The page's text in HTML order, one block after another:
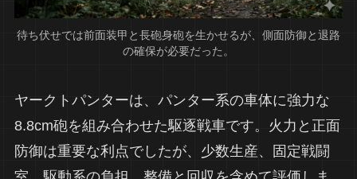
待ち伏せでは前面装甲と長砲身砲を生かせるが、側面防御と退路
の確保が必要だった。
ヤークトパンターは、パンター系の車体に強力な
8.8cm砲を組み合わせた駆逐戦車です。火力と正面
防御は重要な利点でしたが、少数生産、固定戦闘